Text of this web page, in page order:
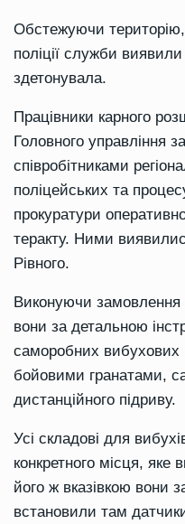
Обстежуючи територію,
поліції служби
здетонувала.
Працівники карного
Головного управління за
співробітниками
поліцейських та
прокуратури
теракту. Ними
Рівного.
Виконуючи замовлення
вони за детальною
саморобних вибухових
бойовими гранатами,
дистанційного підриву.
Усі складові для
конкретного місця, яке
його ж вказівкою вони
встановили там